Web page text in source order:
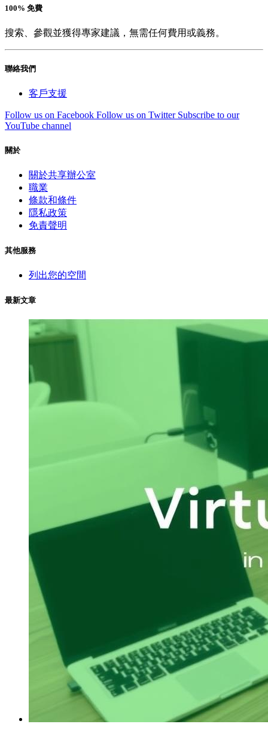
100% 免費
搜索、參觀並獲得專家建議，無需任何費用或義務。
聯絡我們
客戶支援
Follow us on Facebook Follow us on Twitter Subscribe to our
YouTube channel
關於
關於共享辦公室
職業
條款和條件
隱私政策
免責聲明
其他服務
列出您的空間
最新文章